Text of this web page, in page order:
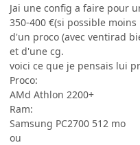
Jai une config a faire pour
350-400 €(si possible
d'un proco (avec ventirad
et d'une cg.
voici ce que je pensais lui
Proco:
AMd Athlon 2200+
Ram:
Samsung PC2700 512 mo
ou